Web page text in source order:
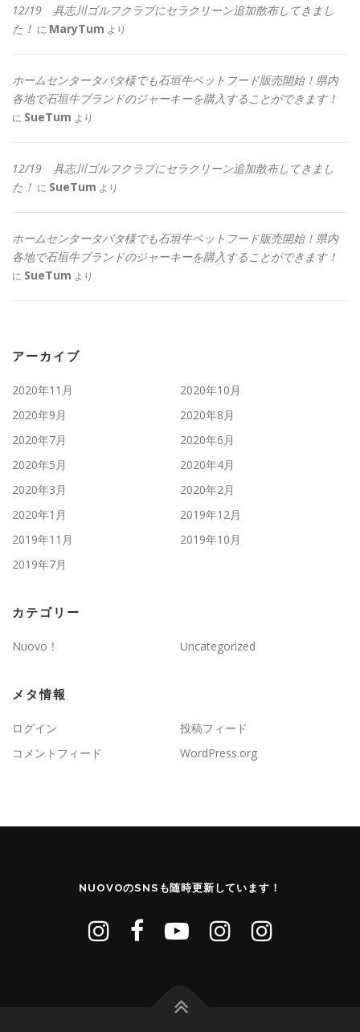
12/19 具志川ゴルフクラブにセラクリーン追加散布してきまし
た！ に MaryTum より
ホームセンタータバタ様でも石垣牛ペットフード販売開始！県内
各地で石垣牛ブランドのジャーキーを購入することができます！
に SueTum より
12/19 具志川ゴルフクラブにセラクリーン追加散布してきまし
た！ に SueTum より
ホームセンタータバタ様でも石垣牛ペットフード販売開始！県内
各地で石垣牛ブランドのジャーキーを購入することができます！
に SueTum より
アーカイブ
2020年11月
2020年10月
2020年9月
2020年8月
2020年7月
2020年6月
2020年5月
2020年4月
2020年3月
2020年2月
2020年1月
2019年12月
2019年11月
2019年10月
2019年7月
カテゴリー
Nuovo！ Uncategorized
メタ情報
ログイン
投稿フィード
コメントフィード
WordPress.org
NUOVOのSNSも随時更新しています！